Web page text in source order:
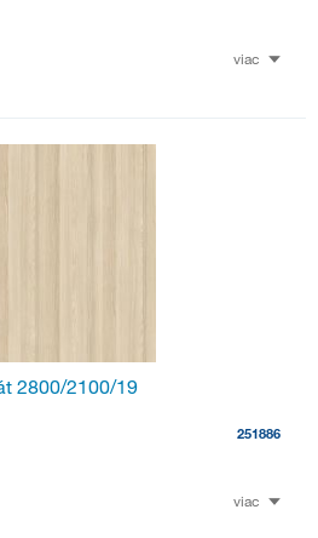
viac
2800/2100/19
251886
viac